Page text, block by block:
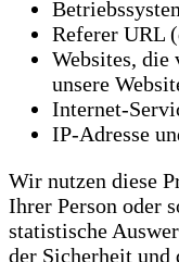
Referer URL
Websites, die
unsere
Internet-
IP-Adresse
Wir nutzen diese
Ihrer Person oder
statistische
der Sicherheit und